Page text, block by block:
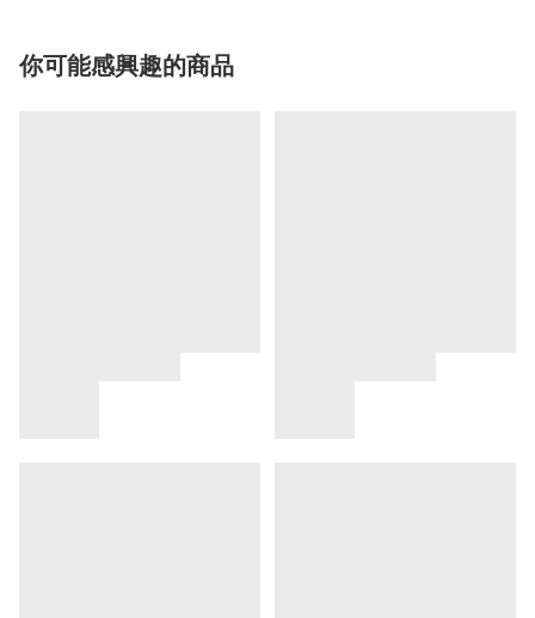
你可能感興趣的商品